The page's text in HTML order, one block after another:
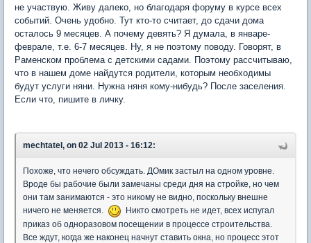
не участвую. Живу далеко, но благодаря форуму в курсе всех
событий. Очень удобно. Тут кто-то считает, до сдачи дома
осталось 9 месяцев. А почему девять? Я думала, в январе-
феврале, т.е. 6-7 месяцев. Ну, я не поэтому поводу. Говорят, в
Раменском проблема с детскими садами. Поэтому рассчитываю,
что в нашем доме найдутся родители, которым необходимы
будут услуги няни. Нужна няня кому-нибудь? После заселения.
Если что, пишите в личку.
mechtatel, on 02 Jul 2013 - 16:12:
Похоже, что нечего обсуждать. ДОмик застыл на одном уровне.
Вроде бы рабочие были замечаны среди дня на стройке, но чем
они там занимаются - это никому не видно, поскольку внешне
ничего не меняется.
Никто смотреть не идет, всех испугал
приказ об одноразовом посещении в процессе строительства.
Все ждут, когда же наконец начнут ставить окна, но процесс этот